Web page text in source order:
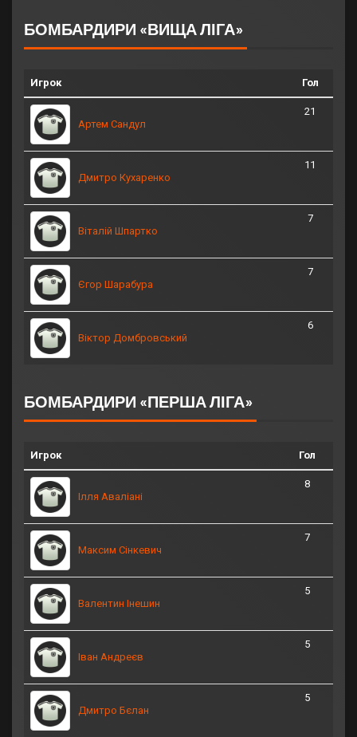
БОМБАРДИРИ «ВИЩА ЛІГА»
Игрок Гол
Артем Сандул
21
Дмитро Кухаренко
11
Віталій Шпартко
7
Єгор Шарабура
7
Віктор Домбровський
6
БОМБАРДИРИ «ПЕРША ЛІГА»
Игрок Гол
Ілля Аваліані
8
Максим Сінкевич
7
Валентин Інешин
5
Іван Андреєв
5
Дмитро Бєлан
5